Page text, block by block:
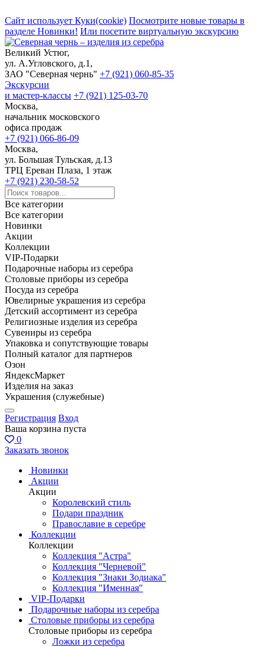
Сайт использует Куки(cookie) Посмотрите новые товары в
разделе Новинки! Или посетите виртуальную экскурсию
Великий Устюг,
ул. А.Угловского, д.1,
ЗАО "Северная чернь" +7 (921) 060-85-35
Экскурсии
и мастер-классы +7 (921) 125-03-70
Москва,
начальник московского
офиса продаж
+7 (921) 066-86-09
Москва,
ул. Большая Тульская, д.13
ТРЦ Ереван Плаза, 1 этаж
+7 (921) 230-58-52
Все категории
Все категории
Новинки
Акции
Коллекции
VIP-Подарки
Подарочные наборы из серебра
Столовые приборы из серебра
Посуда из серебра
Ювелирные украшения из серебра
Детский ассортимент из серебра
Религиозные изделия из серебра
Сувениры из серебра
Упаковка и сопутствующие товары
Полный каталог для партнеров
Озон
ЯндексМаркет
Изделия на заказ
Украшения (служебные)
Регистрация Вход
Ваша корзина пуста
0
Заказать звонок
Новинки
Акции
Акции
Королевский стиль
Подари праздник
Православие в серебре
Коллекции
Коллекции
Коллекция "Астра"
Коллекция "Черневой"
Коллекция "Знаки Зодиака"
Коллекция "Именная"
VIP-Подарки
Подарочные наборы из серебра
Столовые приборы из серебра
Столовые приборы из серебра
Ложки из серебра